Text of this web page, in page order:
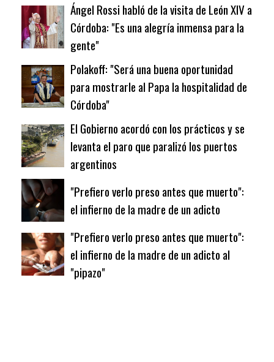
Ángel Rossi habló de la visita de León XIV a
Córdoba: "Es una alegría inmensa para la
gente"
Polakoff: "Será una buena oportunidad
para mostrarle al Papa la hospitalidad de
Córdoba"
El Gobierno acordó con los prácticos y se
levanta el paro que paralizó los puertos
argentinos
"Prefiero verlo preso antes que muerto":
el infierno de la madre de un adicto
"Prefiero verlo preso antes que muerto":
el infierno de la madre de un adicto al
"pipazo"